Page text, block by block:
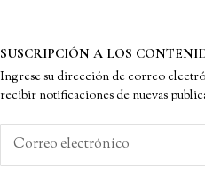
SUSCRIPCIÓN A LOS
Ingrese su dirección de correo
recibir notificaciones de nuevas
electrónico